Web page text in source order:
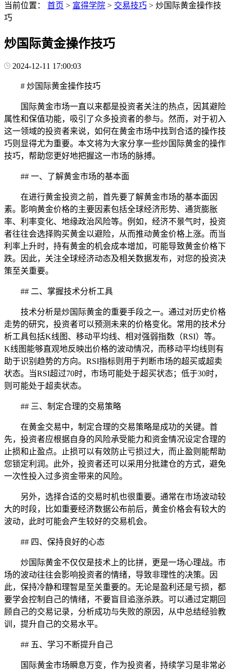
当前位置：
首页 > 富得学院 > 交易技巧 > 炒国际黄金操作技
巧
炒国际黄金操作技巧
2024-12-11 17:00:03
# 炒国际黄金操作技巧
国际黄金市场一直以来都是投资者关注的热点，因其避险
属性和保值功能，吸引了众多投资者的参与。然而，对于初入
这一领域的投资者来说，如何在黄金市场中找到合适的操作技
巧则显得尤为重要。本文将为大家分享一些炒国际黄金的操作
技巧，帮助您更好地把握这一市场的脉搏。
## 一、了解黄金市场的基本面
在进行黄金投资之前，首先要了解黄金市场的基本面因
素。影响黄金价格的主要因素包括全球经济形势、通货膨胀
率、利率变化、地缘政治风险等。例如，经济不景气时，投资
者往往会选择购买黄金以避险，从而推动黄金价格上涨。而当
利率上升时，持有黄金的机会成本增加，可能导致黄金价格下
跌。因此，关注全球经济动态及相关数据发布，对您的投资决
策至关重要。
## 二、掌握技术分析工具
技术分析是炒国际黄金的重要手段之一。通过对历史价格
走势的研究，投资者可以预测未来的价格变化。常用的技术分
析工具包括K线图、移动平均线、相对强弱指数（RSI）等。
K线图能够直观地反映出价格的波动情况，而移动平均线则有
助于识别趋势的方向。RSI指标则用于判断市场的超买或超卖
状态。当RSI超过70时，市场可能处于超买状态；低于30时，
则可能处于超卖状态。
## 三、制定合理的交易策略
在黄金交易中，制定合理的交易策略是成功的关键。首
先，投资者应根据自身的风险承受能力和资金情况设定合理的
止损和止盈点。止损可以有效防止亏损过大，而止盈则能帮助
您锁定利润。此外，投资者还可以采用分批建仓的方式，避免
一次性投入过多资金带来的风险。
另外，选择合适的交易时机也很重要。通常在市场波动较
大的时段，比如重要经济数据公布前后，黄金价格会有较大的
波动，此时可能会产生较好的交易机会。
## 四、保持良好的心态
炒国际黄金不仅仅是技术上的比拼，更是一场心理战。市
场的波动往往会影响投资者的情绪，导致非理性的决策。因
此，保持冷静和理智是至关重要的。无论是盈利还是亏损，都
要学会控制自己的情绪，不要盲目追涨杀跌。可以通过定期回
顾自己的交易记录，分析成功与失败的原因，从中总结经验教
训，提升自己的交易水平。
## 五、学习不断提升自己
国际黄金市场瞬息万变，作为投资者，持续学习是非常必